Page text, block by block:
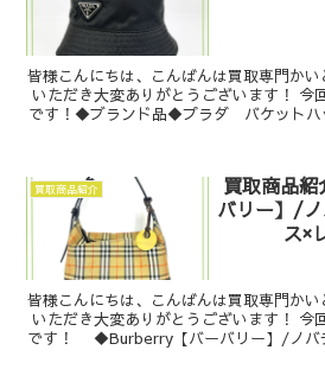
皆様こんにちは、こんばんは買取専門か
いただき大変ありがとうございます！ 今回のお買取り商品はこちら
です！◆ブランド品◆プラダ バケット
買取商品紹介
買取商品
バリー】/
ス×
皆様こんにちは、こんばんは買取専門か
いただき大変ありがとうございます！ 今回、お買取り商品はこちら
です！ ◆Burberry【バーバリー】/ノバチェック/キャンバス×レザ